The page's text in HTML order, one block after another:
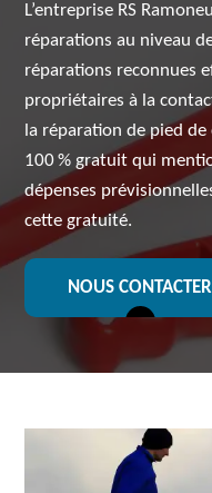
L’entreprise RS
réparations au niveau
réparations reconnues
propriétaires à la
la réparation de pied
100 % gratuit qui
dépenses
cette gratuité.
NOUS CONTACTER